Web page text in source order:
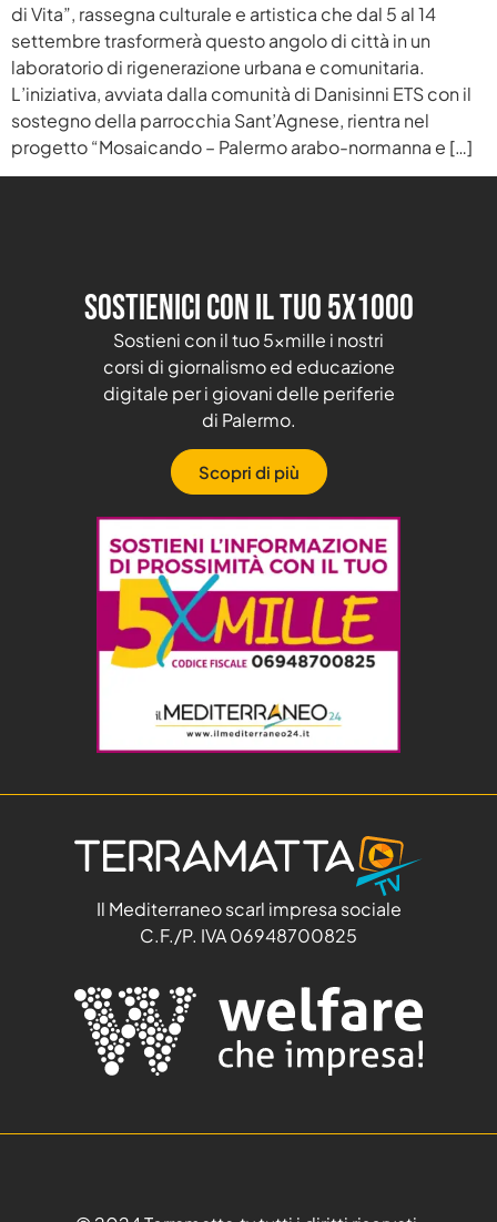
di Vita”, rassegna culturale e artistica che dal 5 al 14
settembre trasformerà questo angolo di città in un
laboratorio di rigenerazione urbana e comunitaria.
L’iniziativa, avviata dalla comunità di Danisinni ETS con il
sostegno della parrocchia Sant’Agnese, rientra nel
progetto “Mosaicando – Palermo arabo-normanna e […]
Sostienici con il tuo 5X1000
Sostieni con il tuo 5xmille i nostri
corsi di giornalismo ed educazione
digitale per i giovani delle periferie
di Palermo.
Scopri di più
Il Mediterraneo scarl impresa sociale
C.F./P. IVA 06948700825